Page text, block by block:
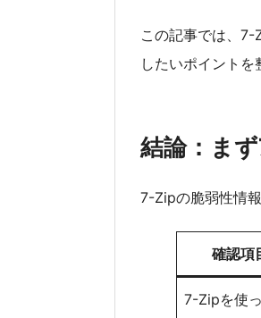
この記事では、
したいポイントを
結論：ま
7-Zipの脆弱性情
確認項
7-Zipを使